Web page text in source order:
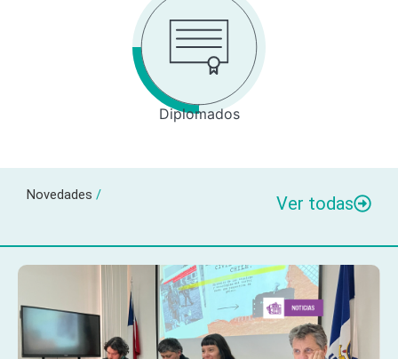
Diplomados
Novedades / Ver todas